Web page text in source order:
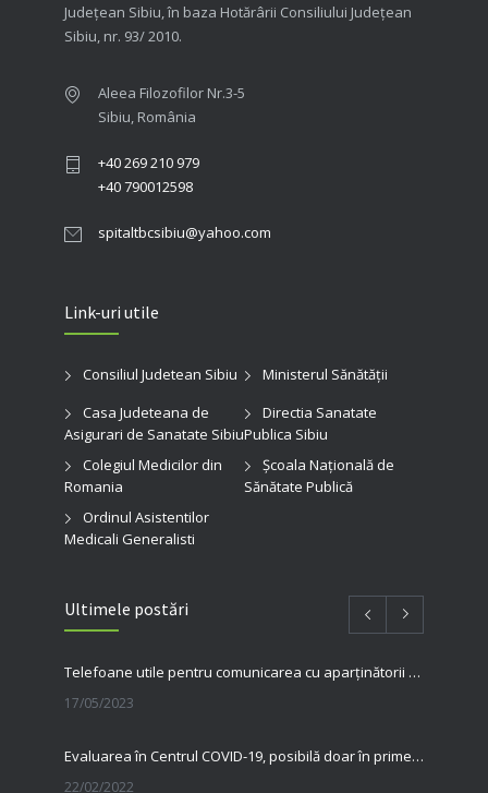
Judeţean Sibiu, în baza Hotărârii Consiliului Judeţean
Sibiu, nr. 93/ 2010.
Aleea Filozofilor Nr.3-5
Sibiu, România
+40 269 210 979
+40 790012598
spitaltbcsibiu@yahoo.com
Link-uri utile
Consiliul Judetean Sibiu
Ministerul Sănătății
Casa Judeteana de
Asigurari de Sanatate Sibiu
Directia Sanatate
Publica Sibiu
Colegiul Medicilor din
Romania
Şcoala Naţională de
Sănătate Publică
Ordinul Asistentilor
Medicali Generalisti
Ultimele postări
Telefoane utile pentru comunicarea cu aparținătorii pacienților internați în spitalul nostru
17/05/2023
Evaluarea în Centrul COVID-19, posibilă doar în primele 5 zile de la pozitivare
22/02/2022